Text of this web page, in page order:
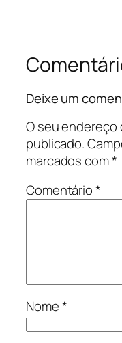
Deixe um
O seu endereço
publicado.
marcados com*
Comentário*
Nome*